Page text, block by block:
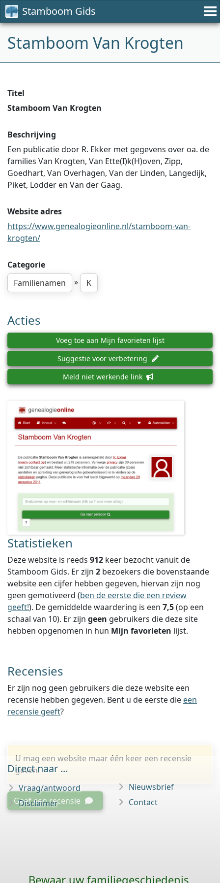
Stamboom Gids
Stamboom Van Krogten
Titel
Stamboom Van Krogten
Beschrijving
Een publicatie door R. Ekker met gegevens over oa. de
families Van Krogten, Van Ette(I)k(H)oven, Zipp,
Goedhart, Van Overhagen, Van der Linden, Langedijk,
Piket, Lodder en Van der Gaag.
Website adres
https://www.genealogieonline.nl/stamboom-van-
krogten/
Categorie
Familienamen
» K
Acties
Voeg toe aan Mijn favorieten lijst
Suggestie voor verbetering
Meld niet werkende link
Statistieken
Deze website is reeds 912 keer bezocht vanuit de
Stamboom Gids. Er zijn 2 bezoekers die bovenstaande
website een cijfer hebben gegeven, hiervan zijn nog
geen gemotiveerd (ben de eerste die een review
geeft!). De gemiddelde waardering is een 7,5(op een
schaal van 10). Er zijn geen gebruikers die deze site
hebben opgenomen in hun Mijn favorieten lijst.
Recensies
Er zijn nog geen gebruikers die deze website een
recensie hebben gegeven. Bent u de eerste die een
recensie geeft?
U mag een website maar één keer een recensie
geven.
Geef een recensie
Direct naar ...
Vraag/antwoord
Disclaimer
Nieuwsbrief
Contact
Bewaar uw familie­geschiedenis,